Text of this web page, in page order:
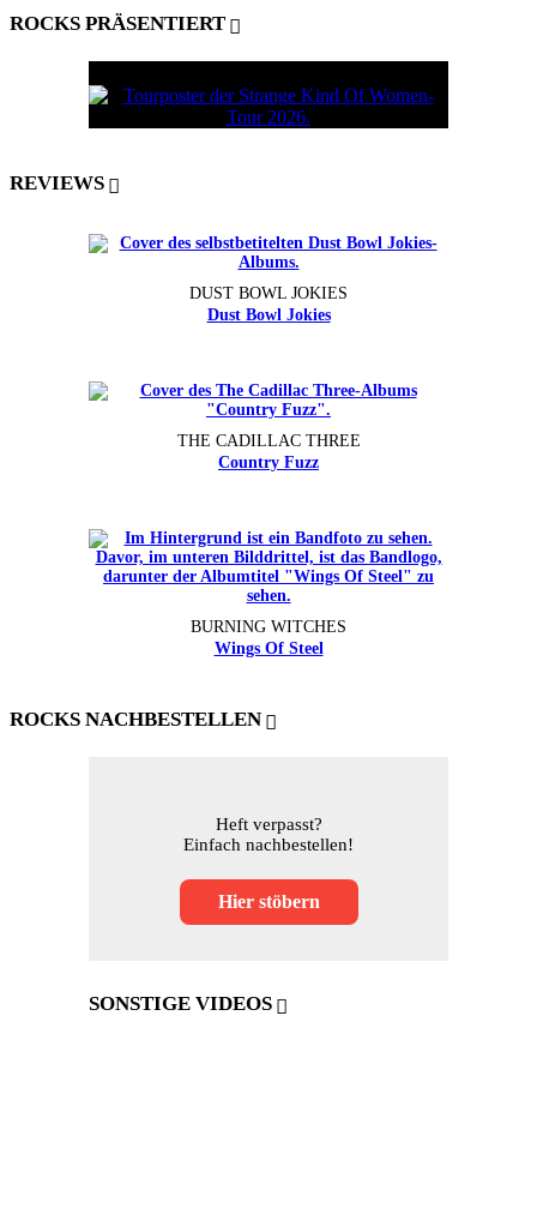
ROCKS PRÄSENTIERT
REVIEWS
DUST BOWL JOKIES
Dust Bowl Jokies
THE CADILLAC THREE
Country Fuzz
BURNING WITCHES
Wings Of Steel
ROCKS NACHBESTELLEN
Heft verpasst?
Einfach nachbestellen!
Hier stöbern
SONSTIGE VIDEOS